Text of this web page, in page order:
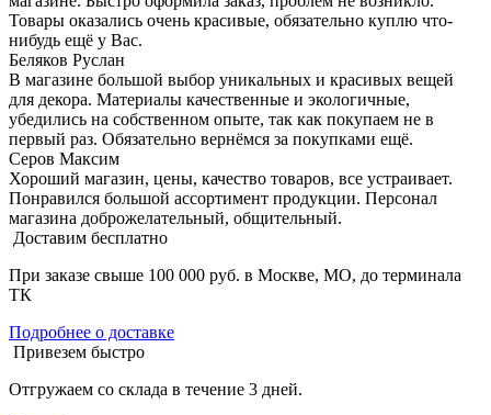
Товары оказались очень красивые, обязательно куплю что-
нибудь ещё у Вас.
Беляков Руслан
В магазине большой выбор уникальных и красивых вещей
для декора. Материалы качественные и экологичные,
убедились на собственном опыте, так как покупаем не в
первый раз. Обязательно вернёмся за покупками ещё.
Серов Максим
Хороший магазин, цены, качество товаров, все устраивает.
Понравился большой ассортимент продукции. Персонал
магазина доброжелательный, общительный.
Доставим бесплатно
При заказе свыше 100 000 руб. в Москве, МО, до терминала
ТК
Подробнее о доставке
Привезем быстро
Отгружаем со склада в течение 3 дней.